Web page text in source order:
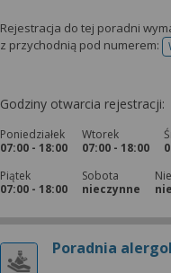
Rejestracja do tej poradni
z przychodnią pod numerem:
Godziny otwarcia rejestracji:
Poniedziałek
07:00 - 18:00
Wtorek
07:00 - 18:00
Piątek
07:00 - 18:00
Sobota
nieczynne
Poradnia